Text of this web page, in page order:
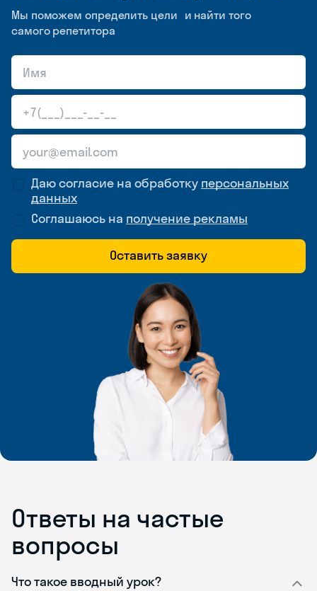
Мы поможем определить цели и найти того
самого репетитора
Даю согласие на обработку персональных
данных
Соглашаюсь на получение рекламы
Оставить заявку
Ответы на частые
вопросы
Что такое вводный урок?